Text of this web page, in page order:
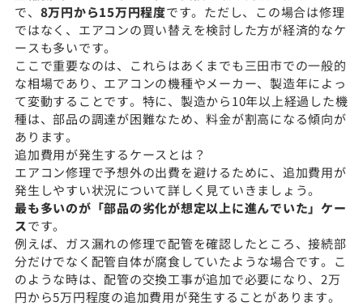
で、 8万円から15万円程度です。ただし、この場合は修理
ではなく、エアコンの買い替えを検討した方が経済的なケ
ースも多いです。
ここで重要なのは、これらはあくまでも三田市での一般的
な相場であり、エアコンの機種やメーカー、製造年によっ
て変動することです。特に、製造から10年以上経過した機
種は、部品の調達が困難なため、料金が割高になる傾向が
あります。
追加費用が発生するケースとは？
エアコン修理で予想外の出費を避けるために、追加費用が
発生しやすい状況について詳しく見ていきましょう。
最も多いのが「部品の劣化が想定以上に進んでいた」ケー
スです。
例えば、ガス漏れの修理で配管を確認したところ、接続部
分だけでなく配管自体が腐食していたような場合です。こ
のような時は、配管の交換工事が追加で必要になり、2万
円から5万円程度の追加費用が発生することがあります。